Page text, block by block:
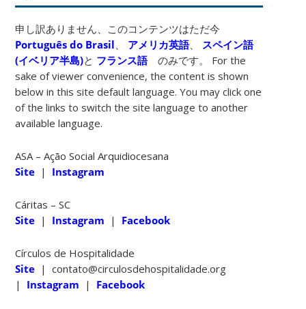
申し訳ありません、このコンテンツはただ今
Português do Brasil
アメリカ英語、 スペイン語
(イベリア半島)と フランス語のみです。 For the
sake of viewer convenience, the content is shown
below in this site default language. You may click one
of the links to switch the site language to another
available language.
ASA – Ação Social Arquidiocesana
Site | Instagram
Cáritas – SC
Site | Instagram | Facebook
Círculos de Hospitalidade
Site | contato@circulosdehospitalidade.org
| Instagram | Facebook